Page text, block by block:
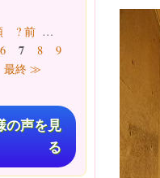
? 前 …
6 7 8 9
最終 ≫
の声を見
る